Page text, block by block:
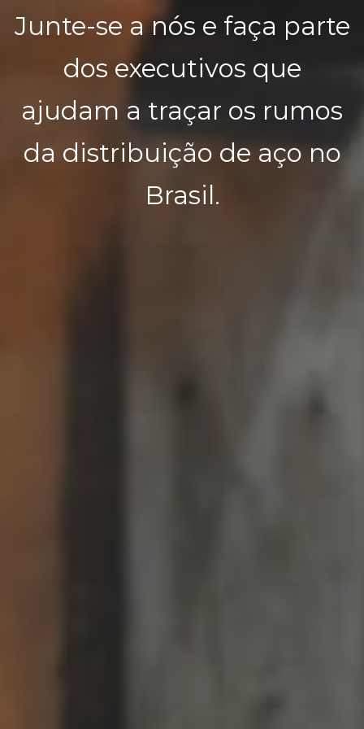
Junte-se a nós e faça parte
dos executivos que
ajudam a traçar os rumos
da distribuição de aço no
Brasil.